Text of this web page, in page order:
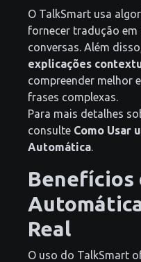
O TalkSmart usa
fornecer tradução
conversas. Além
explicações
compreender melhor
frases complexas.
Para mais detalhes
consulte Como Usar
Automática
Benefícios
Real
O uso do TalkSmart